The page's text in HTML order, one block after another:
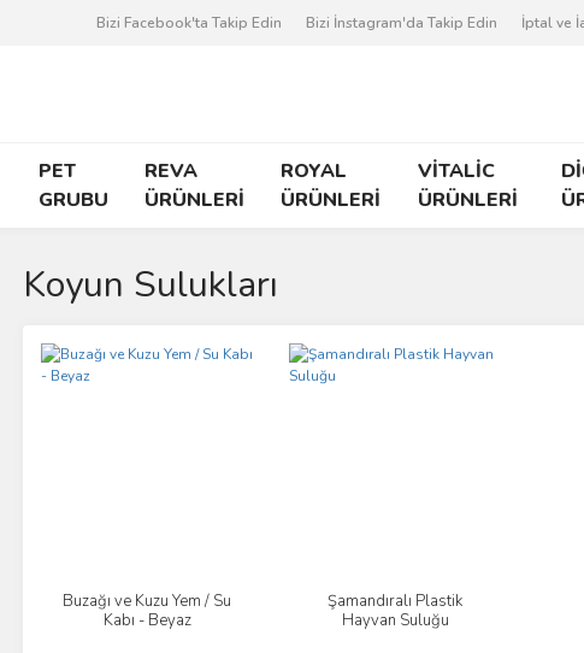
Bizi Facebook'ta Takip Edin Bizi İnstagram'da Takip Edin İptal ve
PET
GRUBU
REVA
ÜRÜNLERİ
ROYAL
ÜRÜNLERİ
VİTALİC
ÜRÜNLERİ
Koyun Sulukları
Buzağı ve Kuzu Yem / Su
Kabı - Beyaz
İncele
Şamandıralı Plastik
Hayvan Suluğu
İncele